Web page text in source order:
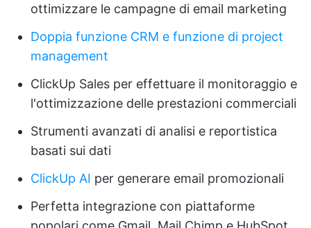
ottimizzare le campagne di email marketing
Doppia funzione CRM e funzione di project
management
ClickUp Sales per effettuare il monitoraggio e
l'ottimizzazione delle prestazioni commerciali
Strumenti avanzati di analisi e reportistica
basati sui dati
ClickUp AI per generare email promozionali
Perfetta integrazione con piattaforme